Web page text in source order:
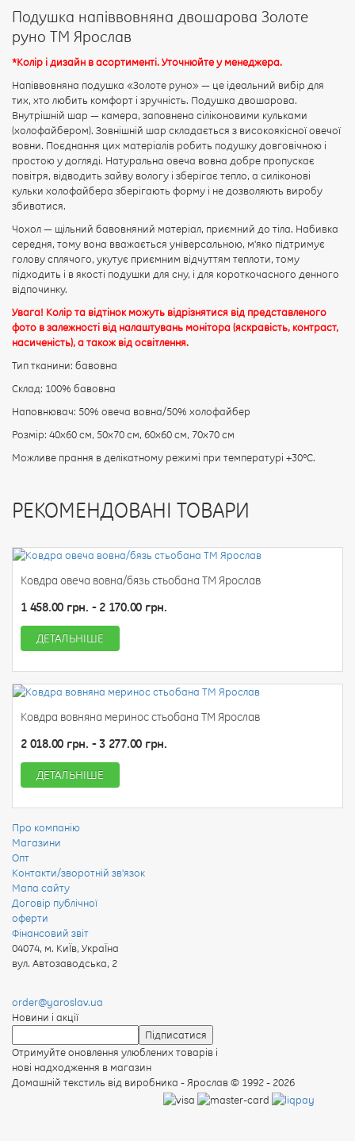
Подушка напіввовняна двошарова Золоте
руно ТМ Ярослав
*Колір і дизайн в асортименті. Уточнюйте у менеджера.
Напіввовняна подушка «Золоте руно» — це ідеальний вибір для
тих, хто любить комфорт і зручність. Подушка двошарова.
Внутрішній шар — камера, заповнена сіліконовими кульками
(холофайбером). Зовнішній шар складається з високоякісної овечої
вовни. Поєднання цих матеріалів робить подушку довговічною і
простою у догляді. Натуральна овеча вовна добре пропускає
повітря, відводить зайву вологу і зберігає тепло, а силіконові
кульки холофайбера зберігають форму і не дозволяють виробу
збиватися.
Чохол — щільний бавовняний матеріал, приємний до тіла. Набивка
середня, тому вона вважається універсальною, м'яко підтримує
голову сплячого, укутує приємним відчуттям теплоти, тому
підходить і в якості подушки для сну, і для короткочасного денного
відпочинку.
Увага! Колір та відтінок можуть відрізнятися від представленого
фото в залежності від налаштувань монітора (яскравість, контраст,
насиченість), а також від освітлення.
Тип тканини: бавовна
Склад: 100% бавовна
Наповнювач: 50% овеча вовна/50% холофайбер
Розмір: 40х60 см, 50х70 см, 60х60 см, 70х70 см
Можливе прання в делікатному режимі при температурі +30ºC.
Рейтинг:
ПРОДОВЖИТИ
РЕКОМЕНДОВАНІ ТОВАРИ
Ковдра овеча вовна/бязь стьобана ТМ Ярослав
1 458.00 грн. - 2 170.00 грн.
ДЕТАЛЬНІШЕ
Ковдра вовняна меринос стьобана ТМ Ярослав
2 018.00 грн. - 3 277.00 грн.
ДЕТАЛЬНІШЕ
Про компанію
Магазини
Опт
Контакти/зворотній зв'язок
Мапа сайту
Договір публічної
оферти
Фінансовий звіт
04074, м. КиЇв, УкраЇна
вул. Автозаводська, 2
order@yaroslav.ua
Новини і акції
Отримуйте оновлення улюблених товарів і
нові надходження в магазин
Домашній текстиль від виробника - Ярослав© 1992 - 2026